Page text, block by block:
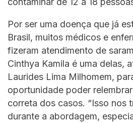
Por ser uma doença que já
Brasil, muitos médicos e
fizeram atendimento de
Cinthya Kamila é uma delas,
Laurides Lima Milhomem,
oportunidade poder
correta dos casos. “Isso nos
durante a abordagem,